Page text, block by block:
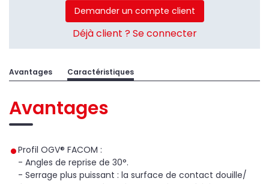
Demander un compte client
Déjà client ? Se connecter
Avantages Caractéristiques
Avantages
Profil OGV® FACOM :
- Angles de reprise de 30°.
- Serrage plus puissant : la surface de contact douille/